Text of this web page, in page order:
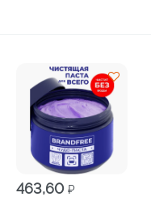
463,60 ₽